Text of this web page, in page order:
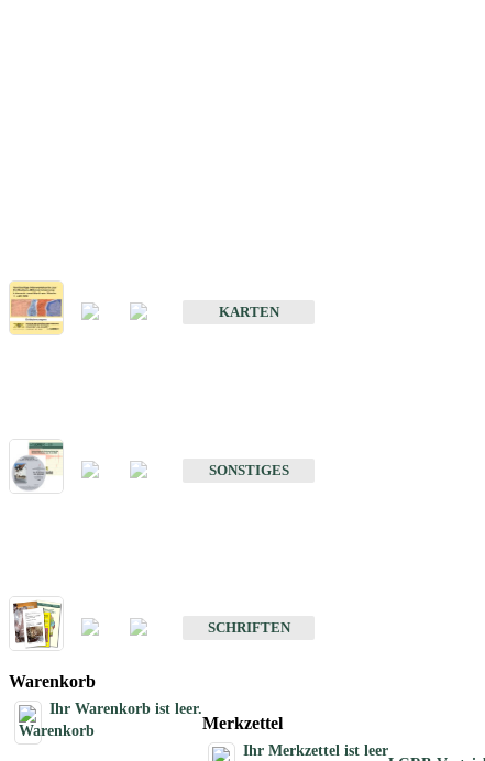
KARTEN
SONSTIGES
SCHRIFTEN
Warenkorb
Ihr Warenkorb ist leer.
Merkzettel
Ihr Merkzettel ist leer